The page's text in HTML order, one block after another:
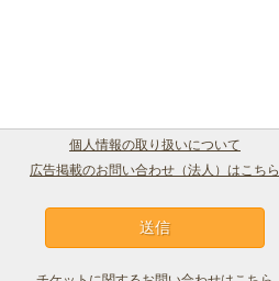
個人情報の取り扱いについて
広告掲載のお問い合わせ（法人）はこちら